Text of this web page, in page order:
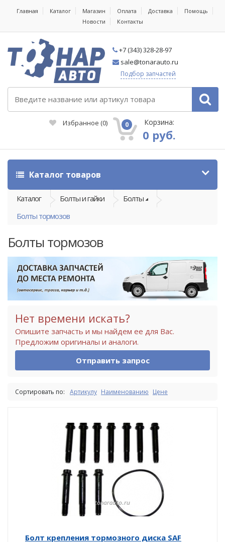
Главная Каталог Магазин Оплата Доставка
Помощь
Новости
Контакты
+7 (343) 328-28-97
sale@tonarauto.ru
Подбор запчастей
Избранное (0) 0 Корзина:
0 руб.
Каталог товаров
Каталог Болты и гайки
Болты
Болты тормозов
Болты тормозов
Нет времени искать?
Опишите запчасть и мы найдем ее для Вас.
Предложим оригиналы и аналоги.
Отправить запрос
Сортировать по: Артикулу Наименованию Цене
Болт крепления тормозного диска SAF